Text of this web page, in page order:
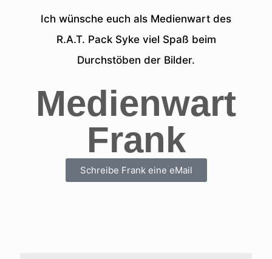
Ich wünsche euch als Medienwart des
R.A.T. Pack Syke viel Spaß beim
Durchstöben der Bilder.
Medienwart
Frank
Schreibe Frank eine eMail